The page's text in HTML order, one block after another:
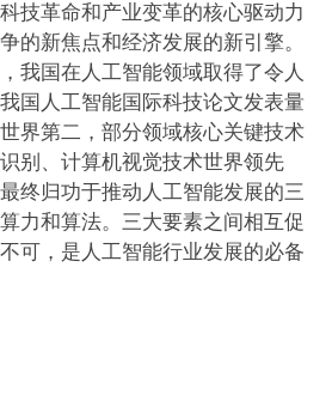
技革命和产业变革的核心驱动力
的新焦点和经济发展的新引擎。
我国在人工智能领域取得了令人
国人工智能国际科技论文发表量
界第二，部分领域核心关键技术
别、计算机视觉技术世界领先
终归功于推动人工智能发展的三
力和算法。三大要素之间相互促
可，是人工智能行业发展的必备